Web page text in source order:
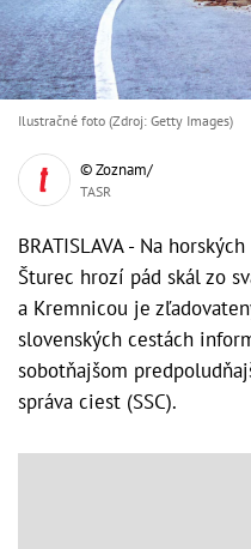
Ilustračné foto (Zdroj: Getty Images)
© Zoznam/
TASR
BRATISLAVA - Na
Šturec hrozí pád skál zo
a Kremnicou je
slovenských cestách
sobotňajšom
správa ciest (SSC).